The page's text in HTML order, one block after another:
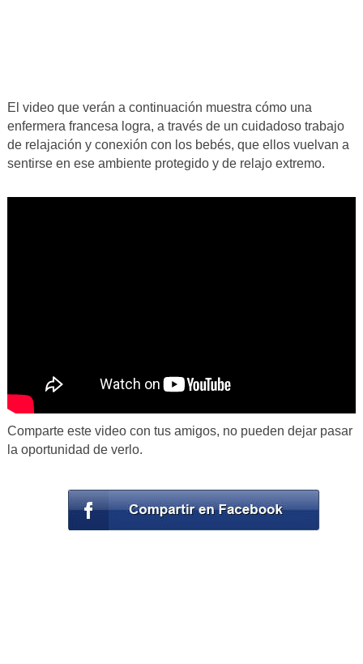
El video que verán a continuación muestra cómo una
enfermera francesa logra, a través de un cuidadoso trabajo
de relajación y conexión con los bebés, que ellos vuelvan a
sentirse en ese ambiente protegido y de relajo extremo.
Comparte este video con tus amigos, no pueden dejar pasar
la oportunidad de verlo.